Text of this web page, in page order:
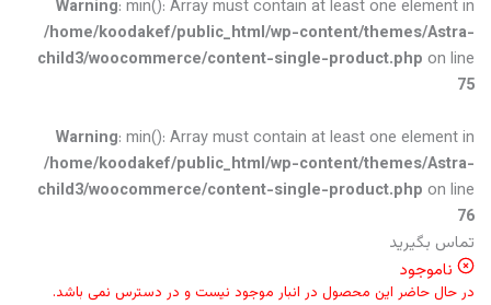
Warning: min(): Array must contain at least one element in
/home/koodakef/public_html/wp-content/themes/Astra-
child3/woocommerce/content-single-product.php on line
75
Warning: min(): Array must contain at least one element in
/home/koodakef/public_html/wp-content/themes/Astra-
child3/woocommerce/content-single-product.php on line
76
تماس بگیرید
ناموجود
در حال حاضر این محصول در انبار موجود نیست و در دسترس نمی باشد.